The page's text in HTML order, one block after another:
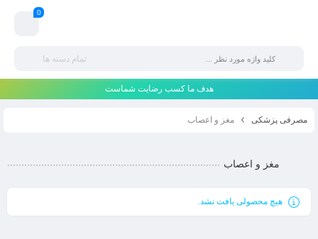
0
تمام دسته ها
هدف ما کسب رضایت شماست
مصرفی پزشکی مغز و اعصاب
مغز و اعصاب
هیچ محصولی یافت نشد.